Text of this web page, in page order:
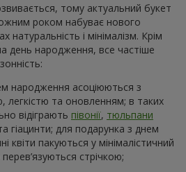
тому актуальний букет
роком набуває нового
натуральність і мінімалізм. Крім
день народження, все частіше
народження асоціюються з
легкістю та оновленням; в таких
відіграють півонії, тюльпани
гіацинти; для подарунка з днем
квіти пакуються у мінімалістичний
стрічкою;